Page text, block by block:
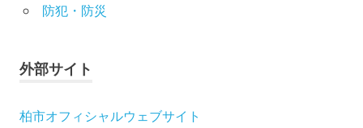
防犯・防災
外部サイト
柏市オフィシャルウェブサイト